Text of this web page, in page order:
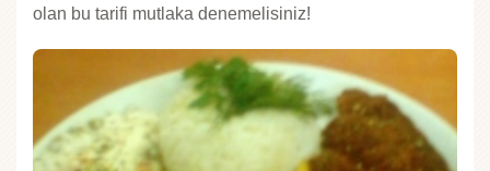
olan bu tarifi mutlaka denemelisiniz!